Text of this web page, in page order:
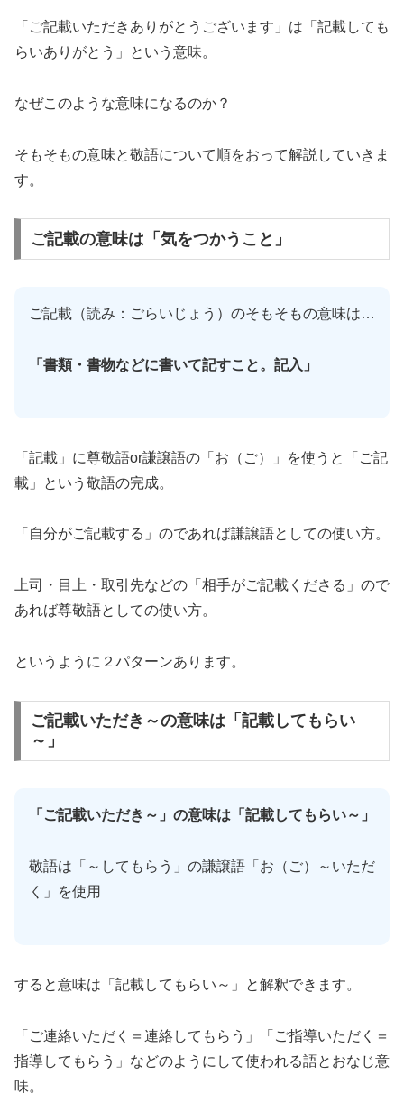
「ご記載いただきありがとうございます」は「記載しても
らいありがとう」という意味。
なぜこのような意味になるのか？
そもそもの意味と敬語について順をおって解説していきま
す。
ご記載の意味は「気をつかうこと」
ご記載（読み：ごらいじょう）のそもそもの意味は…
「書類・書物などに書いて記すこと。記入」
「記載」に尊敬語or謙譲語の「お（ご）」を使うと「ご記
載」という敬語の完成。
「自分がご記載する」のであれば謙譲語としての使い方。
上司・目上・取引先などの「相手がご記載くださる」ので
あれば尊敬語としての使い方。
というように２パターンあります。
ご記載いただき～の意味は「記載してもらい
～」
「ご記載いただき～」の意味は「記載してもらい～」
敬語は「～してもらう」の謙譲語「お（ご）～いただ
く」を使用
すると意味は「記載してもらい～」と解釈できます。
「ご連絡いただく＝連絡してもらう」「ご指導いただく＝
指導してもらう」などのようにして使われる語とおなじ意
味。